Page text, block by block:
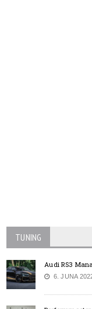
TUNING
Audi RS3
6. JUNA